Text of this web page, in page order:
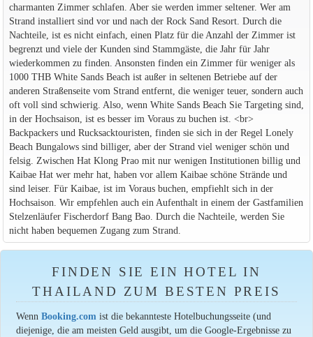
charmanten Zimmer schlafen. Aber sie werden immer seltener. Wer am
Strand installiert sind vor und nach der Rock Sand Resort. Durch die
Nachteile, ist es nicht einfach, einen Platz für die Anzahl der Zimmer ist
begrenzt und viele der Kunden sind Stammgäste, die Jahr für Jahr
wiederkommen zu finden. Ansonsten finden ein Zimmer für weniger als
1000 THB White Sands Beach ist außer in seltenen Betriebe auf der
anderen Straßenseite vom Strand entfernt, die weniger teuer, sondern auch
oft voll sind schwierig. Also, wenn White Sands Beach Sie Targeting sind,
in der Hochsaison, ist es besser im Voraus zu buchen ist. <br>
Backpackers und Rucksacktouristen, finden sie sich in der Regel Lonely
Beach Bungalows sind billiger, aber der Strand viel weniger schön und
felsig. Zwischen Hat Klong Prao mit nur wenigen Institutionen billig und
Kaibae Hat wer mehr hat, haben vor allem Kaibae schöne Strände und
sind leiser. Für Kaibae, ist im Voraus buchen, empfiehlt sich in der
Hochsaison. Wir empfehlen auch ein Aufenthalt in einem der Gastfamilien
Stelzenläufer Fischerdorf Bang Bao. Durch die Nachteile, werden Sie
nicht haben bequemen Zugang zum Strand.
FINDEN SIE EIN HOTEL IN
THAILAND ZUM BESTEN PREIS
WennBooking.comist die bekannteste Hotelbuchungsseite (und
diejenige, die am meisten Geld ausgibt, um die Google-Ergebnisse zu